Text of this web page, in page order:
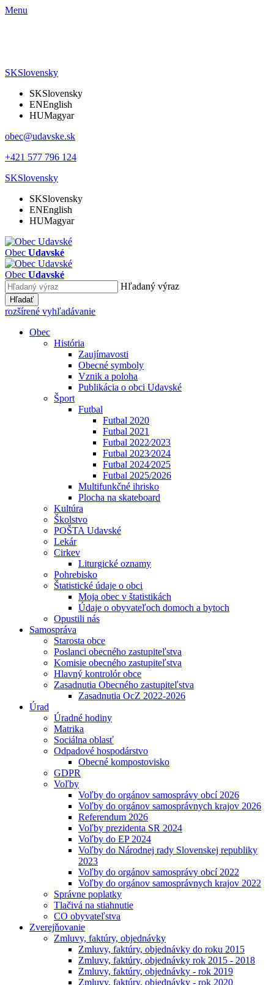
Menu
SKSlovensky
SKSlovensky
ENEnglish
HUMagyar
obec@udavske.sk
+421 577 796 124
SKSlovensky
SKSlovensky
ENEnglish
HUMagyar
Obec Udavské
Obec Udavské
Hľadaný výraz
Hľadať
rozšírené vyhľadávanie
Obec
História
Zaujímavosti
Obecné symboly
Vznik a poloha
Publikácia o obci Udavské
Šport
Futbal
Futbal 2020
Futbal 2021
Futbal 2022⁄2023
Futbal 2023⁄2024
Futbal 2024⁄2025
Futbal 2025/2026
Multifunkčné ihrisko
Plocha na skateboard
Kultúra
Školstvo
POŠTA Udavské
Lekár
Cirkev
Liturgické oznamy
Pohrebisko
Štatistické údaje o obci
Moja obec v štatistikách
Údaje o obyvateľoch domoch a bytoch
Opustili nás
Samospráva
Starosta obce
Poslanci obecného zastupiteľstva
Komisie obecného zastupiteľstva
Hlavný kontrolór obce
Zasadnutia Obecného zastupiteľstva
Zasadnutia OcZ 2022-2026
Úrad
Úradné hodiny
Matrika
Sociálna oblasť
Odpadové hospodárstvo
Obecné kompostovisko
GDPR
Voľby
Voľby do orgánov samosprávy obcí 2026
Voľby do orgánov samosprávnych krajov 2026
Referendum 2026
Voľby prezidenta SR 2024
Voľby do EP 2024
Voľby do Národnej rady Slovenskej republiky
2023
Voľby do orgánov samosprávy obcí 2022
Voľby do orgánov samosprávnych krajov 2022
Správne poplatky
Tlačivá na stiahnutie
CO obyvateľstva
Zverejňovanie
Zmluvy, faktúry, objednávky
Zmluvy, faktúry, objednávky do roku 2015
Zmluvy, faktúry, objednávky rok 2015 - 2018
Zmluvy, faktúry, objednávky - rok 2019
Zmluvy, faktúry, objednávky - rok 2020